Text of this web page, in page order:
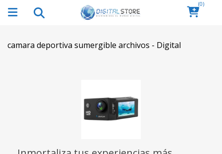
(0)
camara deportiva sumergible archivos - Digital